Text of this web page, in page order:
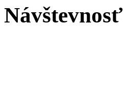
Návštevnosť